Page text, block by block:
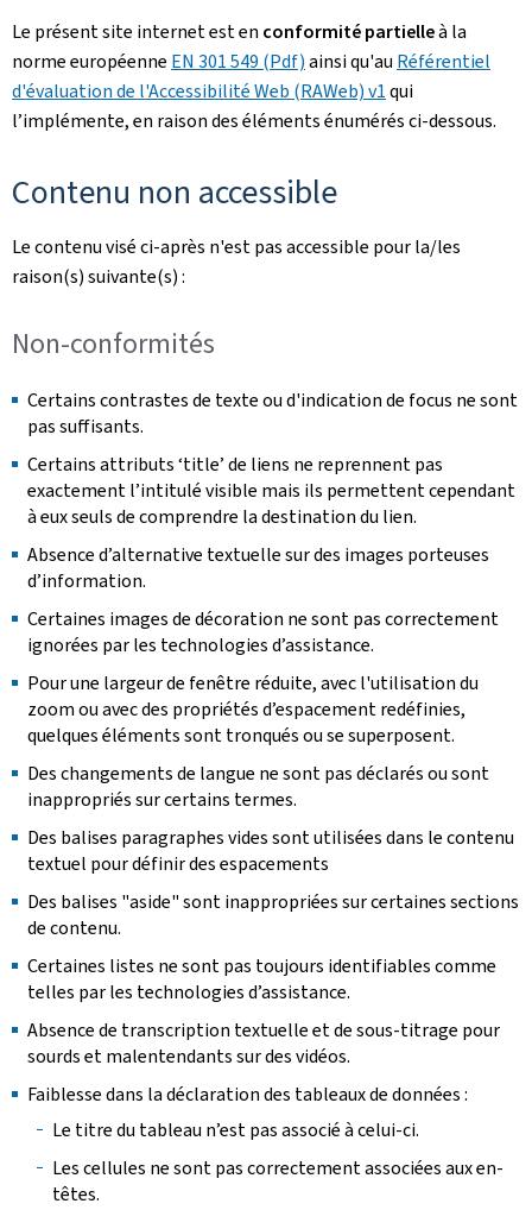
Le présent site internet est en conformité partielleà la
norme européenne EN 301 549 (Pdf)ainsi qu'au Référentiel
d'évaluation de l'Accessibilité Web (RAWeb) v1qui
l’implémente, en raison des éléments énumérés ci-dessous.
Contenu non accessible
Le contenu visé ci-après n'est pas accessible pour la/les
raison(s) suivante(s) :
Non-conformités
Certains contrastes de texte ou d'indication de focus ne sont
pas suffisants.
Certains attributs ‘title’ de liens ne reprennent pas
exactement l’intitulé visible mais ils permettent cependant
à eux seuls de comprendre la destination du lien.
Absence d’alternative textuelle sur des images porteuses
d’information.
Certaines images de décoration ne sont pas correctement
ignorées par les technologies d’assistance.
Pour une largeur de fenêtre réduite, avec l'utilisation du
zoom ou avec des propriétés d’espacement redéfinies,
quelques éléments sont tronqués ou se superposent.
Des changements de langue ne sont pas déclarés ou sont
inappropriés sur certains termes.
Des balises paragraphes vides sont utilisées dans le contenu
textuel pour définir des espacements
Des balises "aside" sont inappropriées sur certaines sections
de contenu.
Certaines listes ne sont pas toujours identifiables comme
telles par les technologies d’assistance.
Absence de transcription textuelle et de sous-titrage pour
sourds et malentendants sur des vidéos.
Faiblesse dans la déclaration des tableaux de données :
Le titre du tableau n’est pas associé à celui-ci.
Les cellules ne sont pas correctement associées aux en-
têtes.